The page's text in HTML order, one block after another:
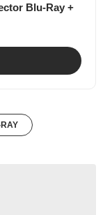
Blu-Ray +